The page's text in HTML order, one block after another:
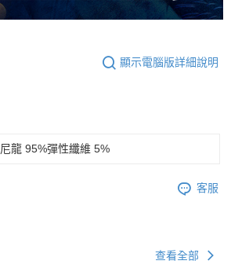
顯示電腦版詳細說明
尼龍 95%彈性纖維 5%
客服
查看全部